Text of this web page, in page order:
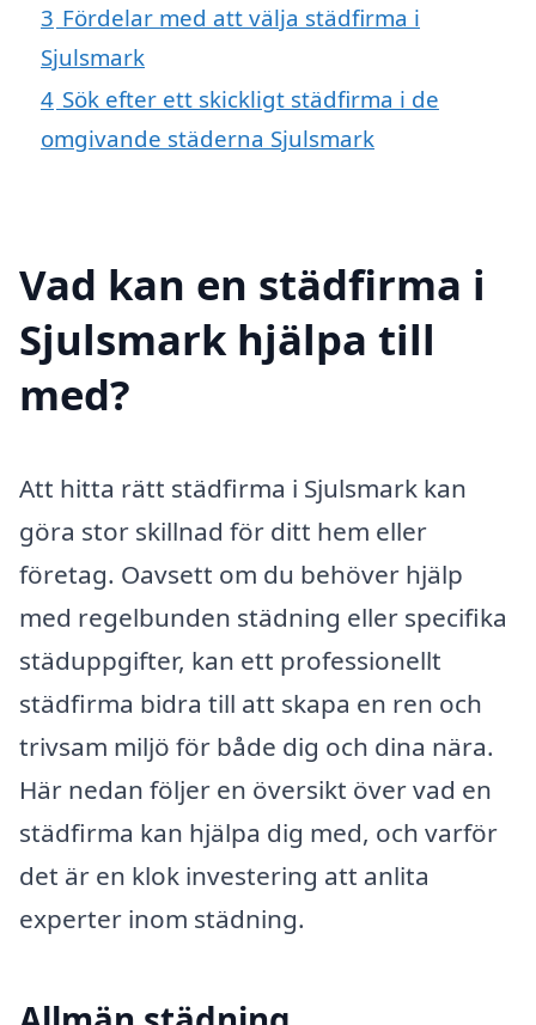
3 Fördelar med att välja städfirma i
Sjulsmark
4 Sök efter ett skickligt städfirma i de
omgivande städerna Sjulsmark
Vad kan en städfirma i
Sjulsmark hjälpa till
med?
Att hitta rätt städfirma i Sjulsmark kan
göra stor skillnad för ditt hem eller
företag. Oavsett om du behöver hjälp
med regelbunden städning eller specifika
städuppgifter, kan ett professionellt
städfirma bidra till att skapa en ren och
trivsam miljö för både dig och dina nära.
Här nedan följer en översikt över vad en
städfirma kan hjälpa dig med, och varför
det är en klok investering att anlita
experter inom städning.